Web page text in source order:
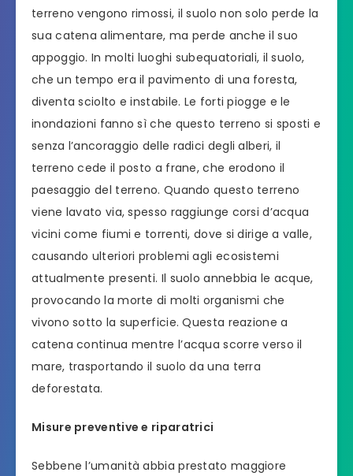
terreno vengono rimossi, il suolo non solo perde la
sua catena alimentare, ma perde anche il suo
appoggio. In molti luoghi subequatoriali, il suolo,
che un tempo era il pavimento di una foresta,
diventa sciolto e instabile. Le forti piogge e le
inondazioni fanno sì che questo terreno si sposti e
senza l’ancoraggio delle radici degli alberi, il
terreno cede il posto a frane, che erodono il
paesaggio del terreno. Quando questo terreno
viene lavato via, spesso raggiunge corsi d’acqua
vicini come fiumi e torrenti, dove si dirige a valle,
causando ulteriori problemi agli ecosistemi
attualmente presenti. Il suolo annebbia le acque,
provocando la morte di molti organismi che
vivono sotto la superficie. Questa reazione a
catena continua mentre l’acqua scorre verso il
mare, trasportando il suolo da una terra
deforestata.
Misure preventive e riparatrici
Sebbene l’umanità abbia prestato maggiore